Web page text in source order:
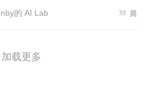
的 AI Lab 39
加载更多